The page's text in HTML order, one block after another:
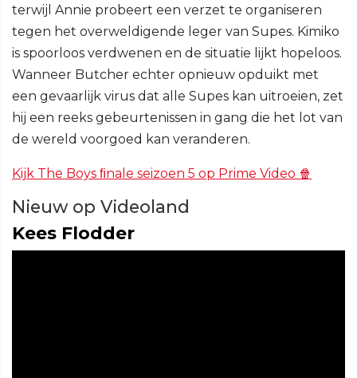
terwijl Annie probeert een verzet te organiseren
tegen het overweldigende leger van Supes. Kimiko
is spoorloos verdwenen en de situatie lijkt hopeloos.
Wanneer Butcher echter opnieuw opduikt met
een gevaarlijk virus dat alle Supes kan uitroeien, zet
hij een reeks gebeurtenissen in gang die het lot van
de wereld voorgoed kan veranderen.
Kijk The Boys ﬁnale seizoen 5 op Prime Video 🍿
Nieuw op Videoland
Kees Flodder